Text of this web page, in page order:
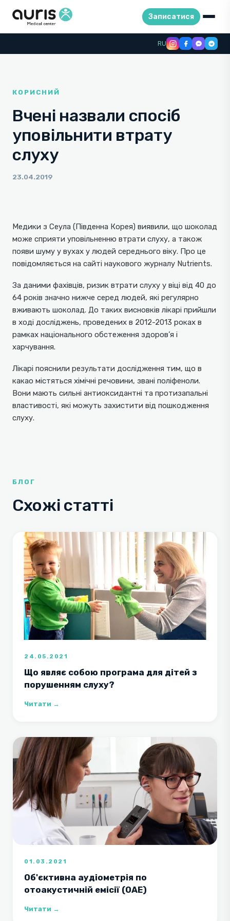
to
RU
Записатися
КОРИСНИЙ
Вчені назвали спосіб
уповільнити втрату
слуху
23.04.2019
Медики з Сеула (Південна Корея) виявили, що шоколад
може сприяти уповільненню втрати слуху, а також
появи шуму у вухах у людей середнього віку. Про це
повідомляється на сайті наукового журналу Nutrients.
За даними фахівців, ризик втрати слуху у віці від 40 до
64 років значно нижче серед людей, які регулярно
вживають шоколад. До таких висновків лікарі прийшли
в ході досліджень, проведених в 2012-2013 роках в
рамках національного обстеження здоров’я і
харчування.
Лікарі пояснили результати дослідження тим, що в
какао містяться хімічні речовини, звані поліфеноли.
Вони мають сильні антиоксидантні та протизапальні
властивості, які можуть захистити від пошкодження
слуху.
БЛОГ
Схожі статті
24.05.2021
Що являє собою програма для дітей з
порушенням слуху?
Читати →
01.03.2021
Об'єктивна аудіометрія по
отоакустичній емісії (ОАЕ)
Читати →